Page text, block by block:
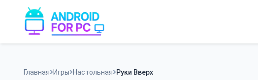
content
Главная Игры Настольная Руки Вверх